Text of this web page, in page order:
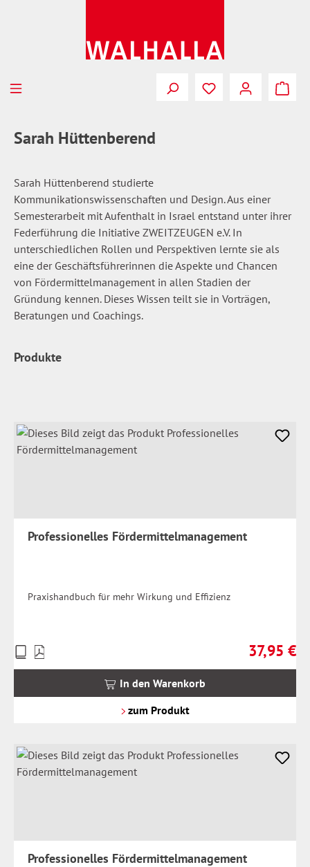
Du hast 0
Sarah Hüttenberend
Sarah Hüttenberend studierte
Kommunikationswissenschaften und Design. Aus einer
Semesterarbeit mit Aufenthalt in Israel entstand unter ihrer
Federführung die Initiative ZWEITZEUGEN e.V. In
unterschiedlichen Rollen und Perspektiven lernte sie als
eine der Geschäftsführerinnen die Aspekte und Chancen
von Fördermittelmanagement in allen Stadien der
Gründung kennen. Dieses Wissen teilt sie in Vorträgen,
Beratungen und Coachings.
Produkte
Professionelles Fördermittelmanagement
Praxishandbuch für mehr Wirkung und Effizienz
Regulärer
37,95 €
Preise
inkl.
In den Warenkorb
zum Produkt
Professionelles Fördermittelmanagement